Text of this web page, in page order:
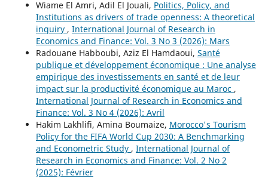
Wiame El Amri, Adil El Jouali, Politics, Policy, and
Institutions as drivers of trade openness: A theoretical
inquiry , International Journal of Research in
Economics and Finance: Vol. 3 No 3 (2026): Mars
Radouane Habboubi, Aziz El Hamdaoui, Santé
publique et développement économique : Une analyse
empirique des investissements en santé et de leur
impact sur la productivité économique au Maroc ,
International Journal of Research in Economics and
Finance: Vol. 3 No 4 (2026): Avril
Hakim Lakhlifi, Amina Boumaize, Morocco's Tourism
Policy for the FIFA World Cup 2030: A Benchmarking
and Econometric Study , International Journal of
Research in Economics and Finance: Vol. 2 No 2
(2025): Février